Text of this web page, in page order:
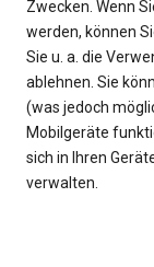
Zwecken. Wenn
werden, können
Sie u. a. die
ablehnen. Sie
(was jedoch
Mobilgeräte
sich in Ihren
verwalten.